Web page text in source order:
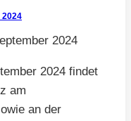
2024
2024
2024 findet
am
an der